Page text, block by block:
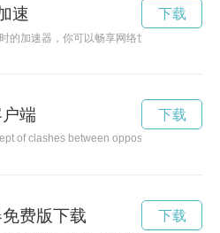
速
的加速器，你可以畅享网络世界，轻松解决
下载
端
of clashes between opposing ideas,
下载
费版下载 下载